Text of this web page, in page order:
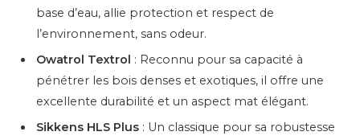
base d’eau, allie protection et respect de
l’environnement, sans odeur.
Owatrol Textrol : Reconnu pour sa capacité à
pénétrer les bois denses et exotiques, il offre une
excellente durabilité et un aspect mat élégant.
Sikkens HLS Plus : Un classique pour sa robustesse